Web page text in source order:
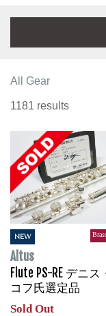
All Gear
1181 results
NEW
Altus
Flute PS-RE デニ
コフ氏選定品
Sold Out